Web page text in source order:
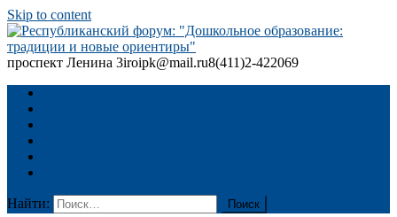
Skip to content
и новые ориентиры"
проспект Ленина 3iroipk@mail.ru8(411)2-422069
Найти: